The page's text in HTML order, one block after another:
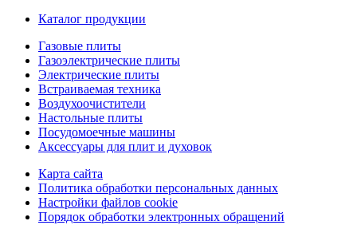
Каталог продукции
Газовые плиты
Газоэлектрические плиты
Электрические плиты
Встраиваемая техника
Воздухоочистители
Настольные плиты
Посудомоечные машины
Аксессуары для плит и духовок
Карта сайта
Политика обработки персональных данных
Настройки файлов cookie
Порядок обработки электронных обращений